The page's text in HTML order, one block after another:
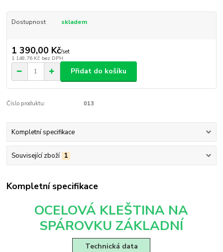
Dostupnost skladem
1 390,00 Kč/set
1 148,76 Kč bez DPH
Přidat do košíku
Číslo produktu: 013
Kompletní specifikace
Související zboží 1
Kompletní specifikace
OCELOVÁ KLEŠTINA NA
SPÁROVKU ZÁKLADNÍ
Technická data